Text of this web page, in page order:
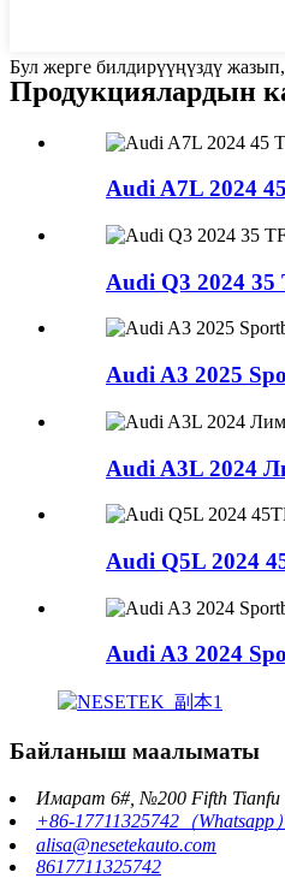
Бул жерге билдирүүңүздү
Продукциялардын
Audi A7L 2024
Audi Q3 2024
Audi A3 2025
Audi A3L 2024
Audi Q5L 2024
Audi A3 2024
Байланыш маалыматы
Имарат 6#, №200 Fifth Tianfu
+86-17711325742（Whatsapp）
alisa@nesetekauto.com
8617711325742